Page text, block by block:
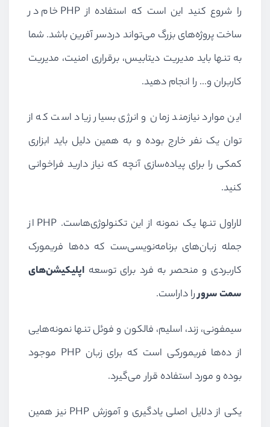
را شروع کنید این است که استفاده از PHP خام در
ساخت پروژه‌های بزرگ می‌تواند دردسر آفرین باشد. شما
به تنها باید مدیریت دیتابیس، برقراری امنیت، مدیریت
کاربران و... را انجام دهید.
این موارد نیازمند زمان و انرژی بسیار زیاد است که از
توان یک نفر خارج بوده و به همین دلیل باید ابزاری
کمکی را برای پیاده‌سازی آنچه که نیاز دارید فراخوانی
کنید.
لاراول تنها یک نمونه از این تکنولوژی‌هاست. PHP از
جمله زبان‌های برنامه‌نویسی‌ست که ده‌ها فریمورک
کاربردی و منحصر به فرد برای توسعه اپلیکیشن‌های
سمت سروررا داراست.
سیمفونی، زند، اسلیم، فالکون و فوئل تنها نمونه‌هایی
از ده‌ها فریمورکی است که برای زبانPHP موجود
بوده و مورد استفاده قرار می‌گیرد.
یکی از دلایل اصلی یادگیری و آموزش PHP نیز همین